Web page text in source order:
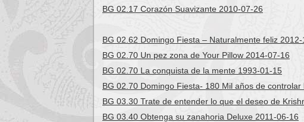
BG 02.17 Corazón Suavizante 2010-07-26
BG 02.62 Domingo Fiesta – Naturalmente feliz 2012-
BG 02.70 Un pez zona de Your Pillow 2014-07-16
BG 02.70 La conquista de la mente 1993-01-15
BG 02.70 Domingo Fiesta- 180 Mil años de controlar
BG 03.30 Trate de entender lo que el deseo de
BG 03.40 Obtenga su zanahoria Deluxe 2011-06-16